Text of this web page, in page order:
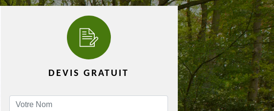
DEVIS GRATUIT